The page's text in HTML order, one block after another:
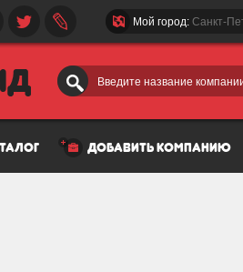
Введите название
Мой город: Санкт-
добавить компанию